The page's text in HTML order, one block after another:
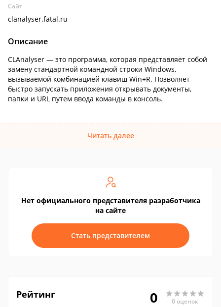
Сайт
clanalyser.fatal.ru
Описание
CLAnalyser — это программа, которая представляет собой
замену стандартной командной строки Windows,
вызываемой комбинацией клавиш Win+R. Позволяет
быстро запускать приложения открывать документы,
папки и URL путем ввода команды в консоль.
Читать далее
Нет официального представителя разработчика
на сайте
Стать представителем
Рейтинг 0 0 оценок